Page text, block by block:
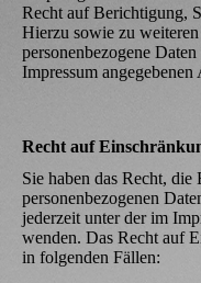
Recht auf Berichtigung,
Hierzu sowie zu
personenbezogene
Impressum angegebenen
Recht auf
Sie haben das Recht,
personenbezogenen
jederzeit unter der im
wenden. Das Recht auf
in folgenden Fällen: